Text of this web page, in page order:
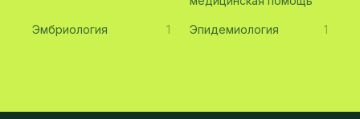
Эмбриология 1 Эпидемиология 1